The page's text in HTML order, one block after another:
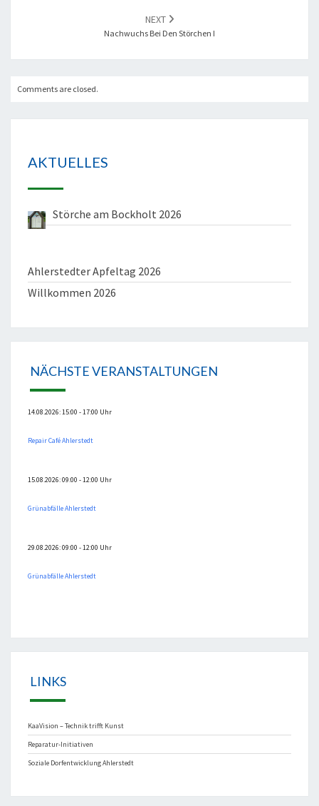
NEXT
Nachwuchs Bei Den Störchen I
Comments are closed.
AKTUELLES
Störche am Bockholt 2026
Ahlerstedter Apfeltag 2026
Willkommen 2026
NÄCHSTE VERANSTALTUNGEN
14.08.2026: 15:00 - 17:00 Uhr
Repair Café Ahlerstedt
15.08.2026: 09:00 - 12:00 Uhr
Grünabfälle Ahlerstedt
29.08.2026: 09:00 - 12:00 Uhr
Grünabfälle Ahlerstedt
LINKS
KaaVision – Technik trifft Kunst
Reparatur-Initiativen
Soziale Dorfentwicklung Ahlerstedt